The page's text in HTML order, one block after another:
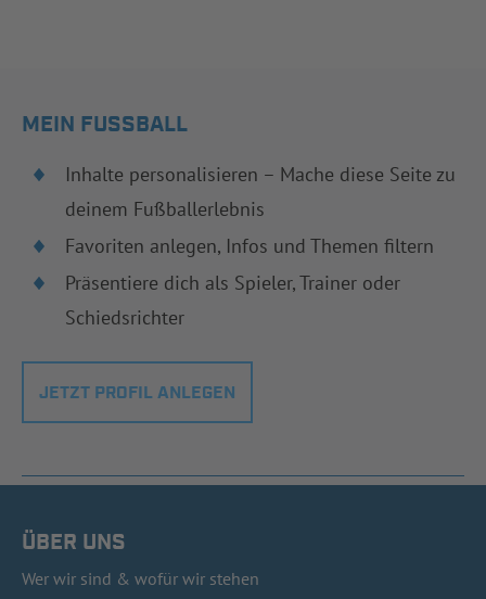
MEIN FUSSBALL
Inhalte personalisieren – Mache diese Seite zu
deinem Fußballerlebnis
Favoriten anlegen, Infos und Themen filtern
Präsentiere dich als Spieler, Trainer oder
Schiedsrichter
JETZT PROFIL ANLEGEN
ÜBER UNS
Wer wir sind & wofür wir stehen